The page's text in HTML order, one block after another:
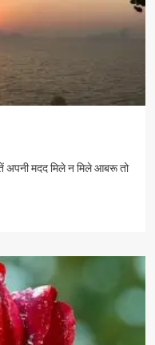
मदद मिले न मिले आबरू तो